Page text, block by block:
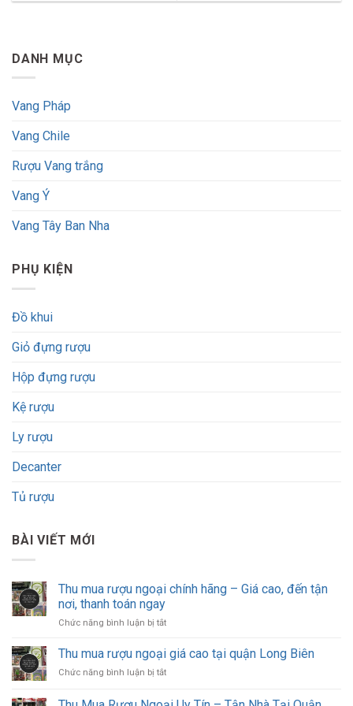
DANH MỤC
Vang Pháp
Vang Chile
Rượu Vang trắng
Vang Ý
Vang Tây Ban Nha
PHỤ KIỆN
Đồ khui
Giỏ đựng rượu
Hộp đựng rượu
Kệ rượu
Ly rượu
Decanter
Tủ rượu
BÀI VIẾT MỚI
Thu mua rượu ngoại chính hãng – Giá cao, đến tận
nơi, thanh toán ngay
Chức năng bình luận bị tắtở
mua
rượu
ngoại
hãng
Thu mua rượu ngoại giá cao tại quận Long Biên
Chức năng bình luận bị tắtở
mua